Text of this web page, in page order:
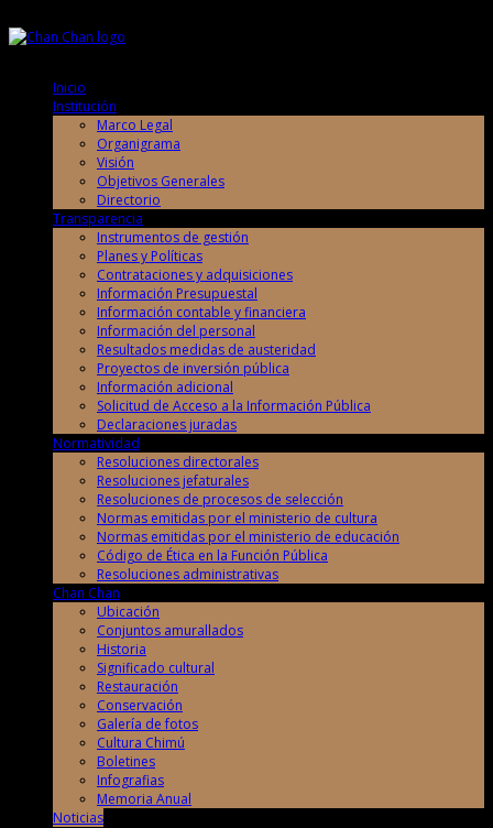
Inicio
Institución
Marco Legal
Organigrama
Visión
Objetivos Generales
Directorio
Transparencia
Instrumentos de gestión
Planes y Políticas
Contrataciones y adquisiciones
Información Presupuestal
Información contable y financiera
Información del personal
Resultados medidas de austeridad
Proyectos de inversión pública
Información adicional
Solicitud de Acceso a la Información Pública
Declaraciones juradas
Normatividad
Resoluciones directorales
Resoluciones jefaturales
Resoluciones de procesos de selección
Normas emitidas por el ministerio de cultura
Normas emitidas por el ministerio de educación
Código de Ética en la Función Pública
Resoluciones administrativas
Chan Chan
Ubicación
Conjuntos amurallados
Historia
Significado cultural
Restauración
Conservación
Galería de fotos
Cultura Chimú
Boletines
Infografias
Memoria Anual
Noticias